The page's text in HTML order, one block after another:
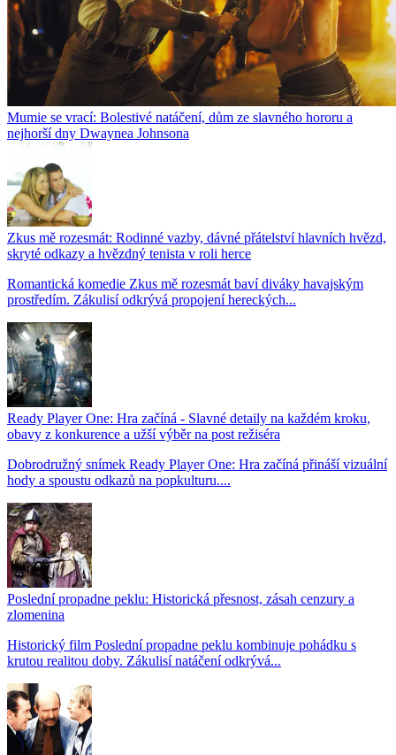
Mumie se vrací: Bolestivé natáčení, dům ze slavného hororu a
nejhorší dny Dwaynea Johnsona
Zkus mě rozesmát: Rodinné vazby, dávné přátelství hlavních hvězd,
skryté odkazy a hvězdný tenista v roli herce
Romantická komedie Zkus mě rozesmát baví diváky havajským
prostředím. Zákulisí odkrývá propojení hereckých...
Ready Player One: Hra začíná - Slavné detaily na každém kroku,
obavy z konkurence a užší výběr na post režiséra
Dobrodružný snímek Ready Player One: Hra začíná přináší vizuální
hody a spoustu odkazů na popkulturu....
Poslední propadne peklu: Historická přesnost, zásah cenzury a
zlomenina
Historický film Poslední propadne peklu kombinuje pohádku s
krutou realitou doby. Zákulisí natáčení odkrývá...